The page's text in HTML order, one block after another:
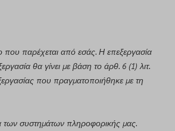
που παρέχεται από εσάς. Η επεξεργασία
θα γίνει με βάση το άρθ. 6 (1) λιτ.
που πραγματοποιήθηκε με τη
των συστημάτων πληροφορικής μας.